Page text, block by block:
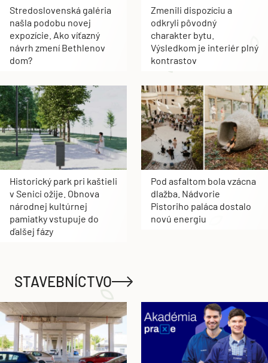
Stredoslovenská galéria
našla podobu novej
expozície. Ako víťazný
návrh zmení Bethlenov
dom?
Zmenili dispozíciu a
odkryli pôvodný
charakter bytu.
Výsledkom je interiér plný
kontrastov
Historický park pri kaštieli
v Senici ožije. Obnova
národnej kultúrnej
pamiatky vstupuje do
ďalšej fázy
Pod asfaltom bola vzácna
dlažba. Nádvorie
Pistoriho paláca dostalo
novú energiu
STAVEBNÍCTVO